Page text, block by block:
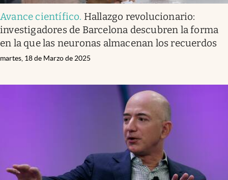
Avance científico. Hallazgo revolucionario:
investigadores de Barcelona descubren la forma
en la que las neuronas almacenan los recuerdos
martes, 18 de Marzo de 2025